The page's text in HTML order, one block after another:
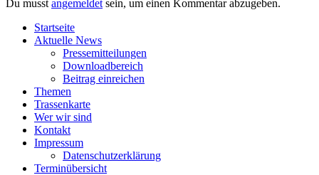
Du musst angemeldet sein, um einen Kommentar abzugeben.
Start­sei­te
Aktu­el­le News
Pres­se­mit­tei­lun­gen
Down­load­be­reich
Bei­trag einreichen
The­men
Tras­sen­kar­te
Wer wir sind
Kon­takt
Impres­sum
Daten­schutz­er­klä­rung
Ter­min­über­sicht